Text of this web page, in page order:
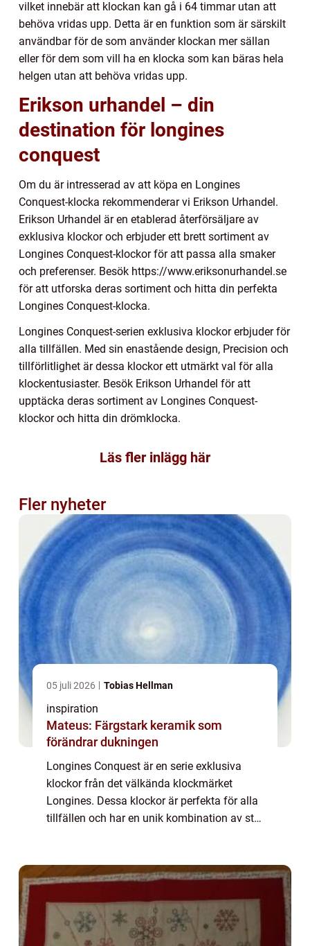
vilket innebär att klockan kan gå i 64 timmar utan att
behöva vridas upp. Detta är en funktion som är särskilt
användbar för de som använder klockan mer sällan
eller för dem som vill ha en klocka som kan bäras hela
helgen utan att behöva vridas upp.
Erikson urhandel – din
destination för longines
conquest
Om du är intresserad av att köpa en Longines
Conquest-klocka rekommenderar vi Erikson Urhandel.
Erikson Urhandel är en etablerad återförsäljare av
exklusiva klockor och erbjuder ett brett sortiment av
Longines Conquest-klockor för att passa alla smaker
och preferenser. Besök https://www.eriksonurhandel.se
för att utforska deras sortiment och hitta din perfekta
Longines Conquest-klocka.
Longines Conquest-serien exklusiva klockor erbjuder för
alla tillfällen. Med sin enastående design, Precision och
tillförlitlighet är dessa klockor ett utmärkt val för alla
klockentusiaster. Besök Erikson Urhandel för att
upptäcka deras sortiment av Longines Conquest-
klockor och hitta din drömklocka.
Läs fler inlägg här
Fler nyheter
05 juli 2026 Tobias Hellman
inspiration
Mateus: Färgstark keramik som
förändrar dukningen
Longines Conquest är en serie exklusiva
klockor från det välkända klockmärket
Longines. Dessa klockor är perfekta för alla
tillfällen och har en unik kombination av stil,